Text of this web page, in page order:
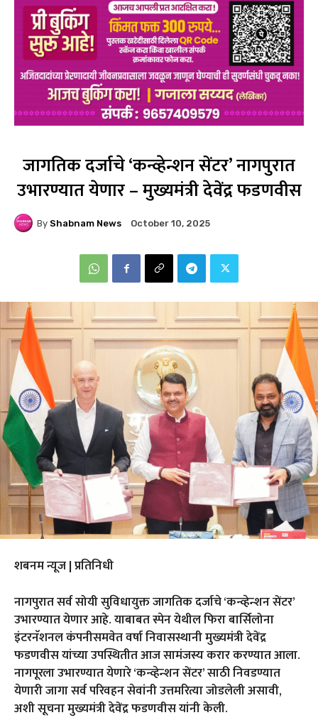
जागतिक दर्जाचे ‘कन्व्हेन्शन सेंटर’ नागपुरात
उभारण्यात येणार – मुख्यमंत्री देवेंद्र फडणवीस
By Shabnam News October 10, 2025
शबनम न्यूज | प्रतिनिधी
नागपुरात सर्व सोयी सुविधायुक्त जागतिक दर्जाचे ‘कन्व्हेन्शन सेंटर’
उभारण्यात येणार आहे. याबाबत स्पेन येथील फिरा बार्सिलोना
इंटरनॅशनल कंपनीसमवेत वर्षा निवासस्थानी मुख्यमंत्री देवेंद्र
फडणवीस यांच्या उपस्थितीत आज सामंजस्य करार करण्यात आला.
नागपूरला उभारण्यात येणारे ‘कन्व्हेन्शन सेंटर’ साठी निवडण्यात
येणारी जागा सर्व परिवहन सेवांनी उत्तमरित्या जोडलेली असावी,
अशी सूचना मुख्यमंत्री देवेंद्र फडणवीस यांनी केली.